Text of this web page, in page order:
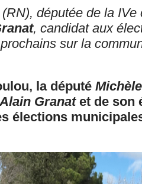
députée de la IVe
, candidat aux
sur la
la député
Granatet de son
élections